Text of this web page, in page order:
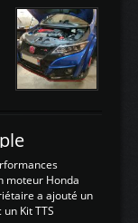
la large bande
deepfake
connectée sur
pour
est une
variable d'un
moteur Honda
a ajouté un
Kit TTS